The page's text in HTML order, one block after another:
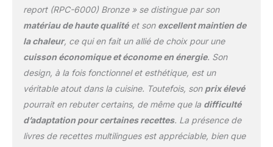
report (RPC-6000) Bronze » se distingue par son
matériau de haute qualitéet son excellent maintien de
la chaleur, ce qui en fait un allié de choix pour une
cuisson économique et économe en énergie. Son
design, à la fois fonctionnel et esthétique, est un
véritable atout dans la cuisine. Toutefois, son prix élevé
pourrait en rebuter certains, de même que la difficulté
d’adaptation pour certaines recettes. La présence de
livres de recettes multilingues est appréciable, bien que